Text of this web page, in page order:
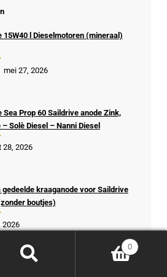
15W40 l Dieselmotoren (mineraal)
mei 27, 2026
Sea Prop 60 Saildrive anode Zink,
Solè Diesel – Nanni Diesel
28, 2026
gedeelde kraaganode voor Saildrive
boutjes)
2026
0